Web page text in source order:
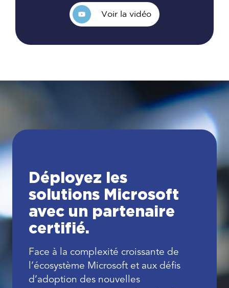
Voir la vidéo
Déployez les
solutions Microsoft
avec un partenaire
certifié.
Face à la complexité croissante de
l’écosystème Microsoft et aux défis
d’adoption des nouvelles